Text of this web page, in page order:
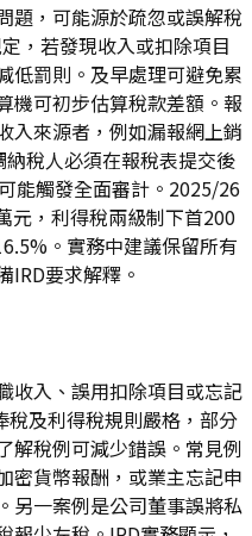
題，可能源於疏忽或誤解稅
，若發現收入或扣除項目
低罰則。及早處理可避免累
機可初步估算稅款差額。報
入來源者，例如漏報網上銷
稅人必須在報稅表提交後
能觸發全面審計。2025/26
元，利得稅兩級制下首200
。實務中建議保留所有
IRD要求解釋。
收入、誤用扣除項目或忘記
及利得稅規則嚴格，部分
解稅例可減少錯誤。常見例
密貨幣報酬，或業主忘記申
另一案例是公司董事誤將私